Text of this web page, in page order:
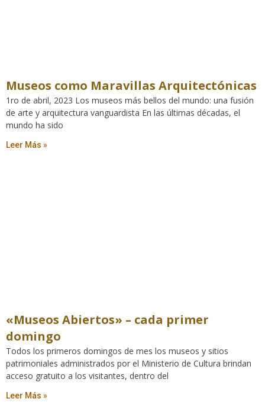
Museos como Maravillas Arquitectónicas
1ro de abril, 2023 Los museos más bellos del mundo: una fusión
de arte y arquitectura vanguardista En las últimas décadas, el
mundo ha sido
Leer Más »
«Museos Abiertos» – cada primer
domingo
Todos los primeros domingos de mes los museos y sitios
patrimoniales administrados por el Ministerio de Cultura brindan
acceso gratuito a los visitantes, dentro del
Leer Más »